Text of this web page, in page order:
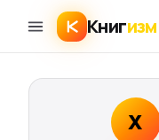
Книгизм
Х